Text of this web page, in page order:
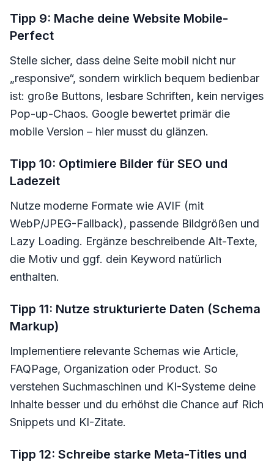
Tipp 9: Mache deine Website Mobile-
Perfect
Stelle sicher, dass deine Seite mobil nicht nur
„responsive“, sondern wirklich bequem bedienbar
ist: große Buttons, lesbare Schriften, kein nerviges
Pop-up-Chaos. Google bewertet primär die
mobile Version – hier musst du glänzen.
Tipp 10: Optimiere Bilder für SEO und
Ladezeit
Nutze moderne Formate wie AVIF (mit
WebP/JPEG-Fallback), passende Bildgrößen und
Lazy Loading. Ergänze beschreibende Alt-Texte,
die Motiv und ggf. dein Keyword natürlich
enthalten.
Tipp 11: Nutze strukturierte Daten (Schema
Markup)
Implementiere relevante Schemas wie Article,
FAQPage, Organization oder Product. So
verstehen Suchmaschinen und KI-Systeme deine
Inhalte besser und du erhöhst die Chance auf Rich
Snippets und KI-Zitate.
Tipp 12: Schreibe starke Meta-Titles und